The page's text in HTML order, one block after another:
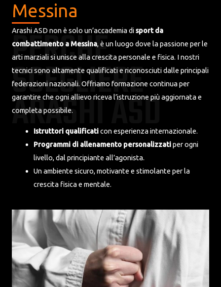
Messina
Arashi ASD non è solo un’accademia disport da
combattimento a Messina, è un luogo dove la passione per le
arti marziali si unisce alla crescita personale e fisica. I nostri
tecnici sono altamente qualificati e riconosciuti dalle principali
federazioni nazionali. Offriamo formazione continua per
garantire che ogni allievo riceva l’istruzione più aggiornata e
completa possibile.
Istruttori qualificaticon esperienza internazionale.
Programmi di allenamento personalizzatiper ogni
livello, dal principiante all’agonista.
Un ambiente sicuro, motivante e stimolante per la
crescita fisica e mentale.
PERCHÉ
SCEGLIERE
ARASHI ASD